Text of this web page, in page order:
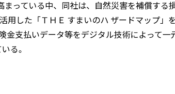
っている中、同社は、自然災害を補償する
した「ＴＨＥ すまいのハ ザードマップ」を
金支払いデータ等をデジタル技術によって一
る。